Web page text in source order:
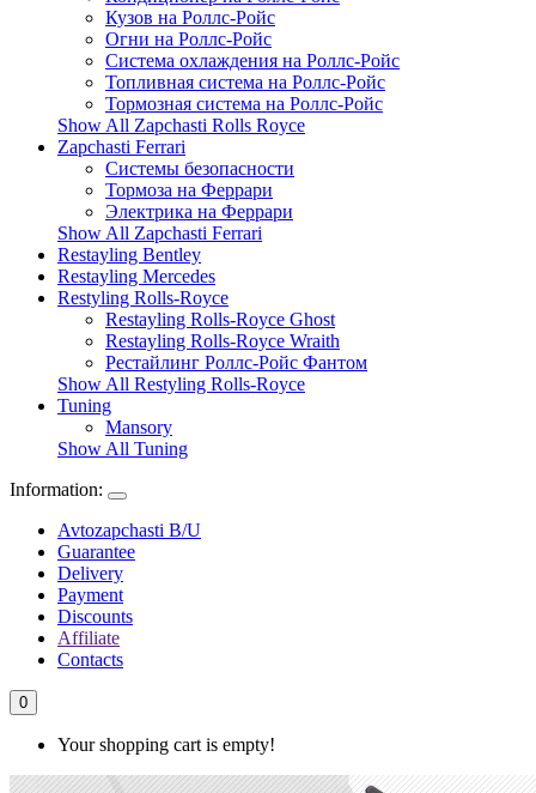
Кузов на Роллс-Ройс
Огни на Роллс-Ройс
Система охлаждения на Роллс-Ройс
Топливная система на Роллс-Ройс
Тормозная cистема на Роллс-Ройс
Show All Zapchasti Rolls Royce
Zapchasti Ferrari
Системы безопасности
Тормоза на Феррари
Электрика на Феррари
Show All Zapchasti Ferrari
Restayling Bentley
Restayling Mercedes
Restyling Rolls-Royce
Restayling Rolls-Royce Ghost
Restayling Rolls-Royce Wraith
Рестайлинг Роллс-Ройс Фантом
Show All Restyling Rolls-Royce
Tuning
Mansory
Show All Tuning
Information:
Avtozapchasti B/U
Guarantee
Delivery
Payment
Discounts
Affiliate
Contacts
0
Your shopping cart is empty!